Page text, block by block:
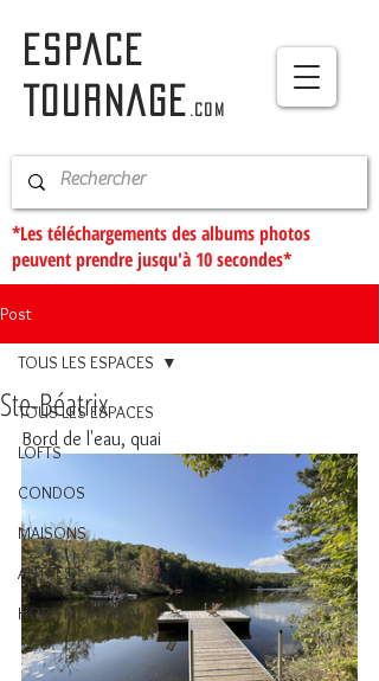
ESPACE
TOURNAGE
.com
*Les téléchargements des albums photos
peuvent prendre jusqu'à 10 secondes*
Post
TOUS LES ESPACES
LOFTS
CONDOS
MAISONS
AUTRES
HORS MONTRÉAL
TOUS LES ESPACES
Ste-Béatrix
Bord de l'eau, quai